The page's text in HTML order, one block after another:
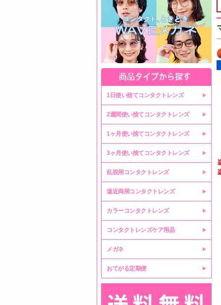
1日使い捨てコンタクトレンズ
2週間使い捨てコンタクトレンズ
1ヶ月使い捨てコンタクトレンズ
3ヶ月使い捨てコンタクトレンズ
乱視用コンタクトレンズ
遠近両用コンタクトレンズ
カラーコンタクトレンズ
コンタクトレンズケア用品
メガネ
おてがる定期便